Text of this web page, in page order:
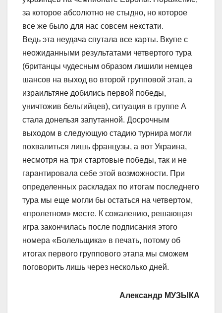
за которое абсолютно не стыдно, но которое
все же было для нас совсем некстати.
Ведь эта неудача спутала все карты. Вкупе с
неожиданными результатами четвертого тура
(британцы чудесным образом лишили немцев
шансов на выход во второй групповой этап, а
израильтяне добились первой победы,
уничтожив бельгийцев), ситуация в группе А
стала донельзя запутанной. Досрочным
выходом в следующую стадию турнира могли
похвалиться лишь французы, а вот Украина,
несмотря на три стартовые победы, так и не
гарантировала себе этой возможности. При
определенных раскладах по итогам последнего
тура мы еще могли бы остаться на четвертом,
«пролетном» месте. К сожалению, решающая
игра закончилась после подписания этого
номера «Болельщика» в печать, потому об
итогах первого группового этапа мы сможем
поговорить лишь через несколько дней.
Александр МУЗЫКА